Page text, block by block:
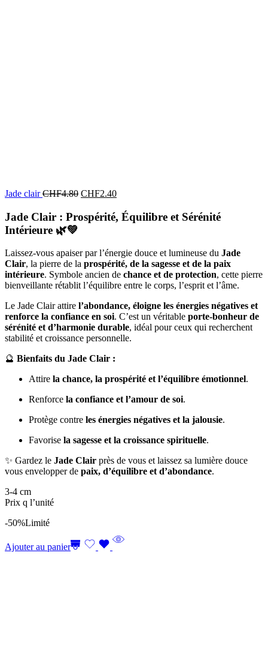
Jade clairCHF4.80 CHF2.40
Jade Clair : Prospérité, Équilibre et Sérénité
Intérieure 🌿💚
Laissez-vous apaiser par l’énergie douce et lumineuse du Jade
Clair, la pierre de la prospérité, de la sagesse et de la paix
intérieure. Symbole ancien de chance et de protection, cette pierre
bienveillante rétablit l’équilibre entre le corps, l’esprit et l’âme.
Le Jade Clair attire l’abondance, éloigne les énergies négatives et
renforce la confiance en soi. C’est un véritable porte-bonheur de
sérénité et d’harmonie durable, idéal pour ceux qui recherchent
stabilité et croissance personnelle.
🔮 Bienfaits du Jade Clair :
Attire la chance, la prospérité et l’équilibre émotionnel.
Renforce la confiance et l’amour de soi.
Protège contre les énergies négatives et la jalousie.
Favorise la sagesse et la croissance spirituelle.
✨ Gardez le Jade Clair près de vous et laissez sa lumière douce
vous envelopper de paix, d’équilibre et d’abondance.
3-4 cm
Prix q l’unité
-50%Limité
Ajouter au panier